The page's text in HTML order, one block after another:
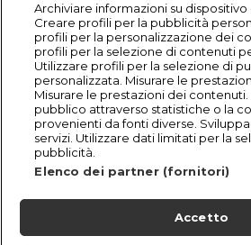
Archiviare informazioni su dispositivo
Creare profili per la pubblicità
profili per la personalizzazione dei
profili per la selezione di contenuti
Utilizzare profili per la selezione di
personalizzata. Misurare le
Misurare le prestazioni dei
pubblico attraverso statistiche o la
provenienti da fonti diverse.
servizi. Utilizzare dati limitati per la
pubblicità.
Elenco dei partner (fornitori)
Accetto